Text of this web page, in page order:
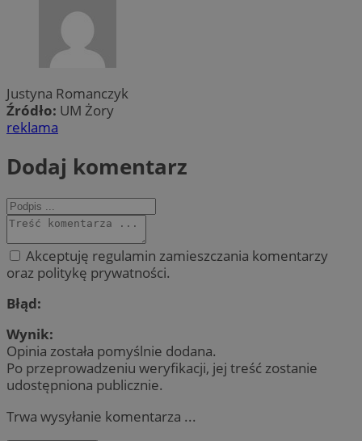
Justyna Romanczyk
Źródło: UM Żory
reklama
Dodaj komentarz
Akceptuję regulamin zamieszczania komentarzy
oraz politykę prywatności.
Błąd:
Wynik:
Opinia została pomyślnie dodana.
Po przeprowadzeniu weryfikacji, jej treść zostanie
udostępniona publicznie.
Trwa wysyłanie komentarza ...